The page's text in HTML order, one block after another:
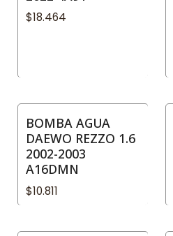
$18.464
BOMBA AGUA
DAEWO REZZO 1.6
2002-2003
A16DMN
$10.811